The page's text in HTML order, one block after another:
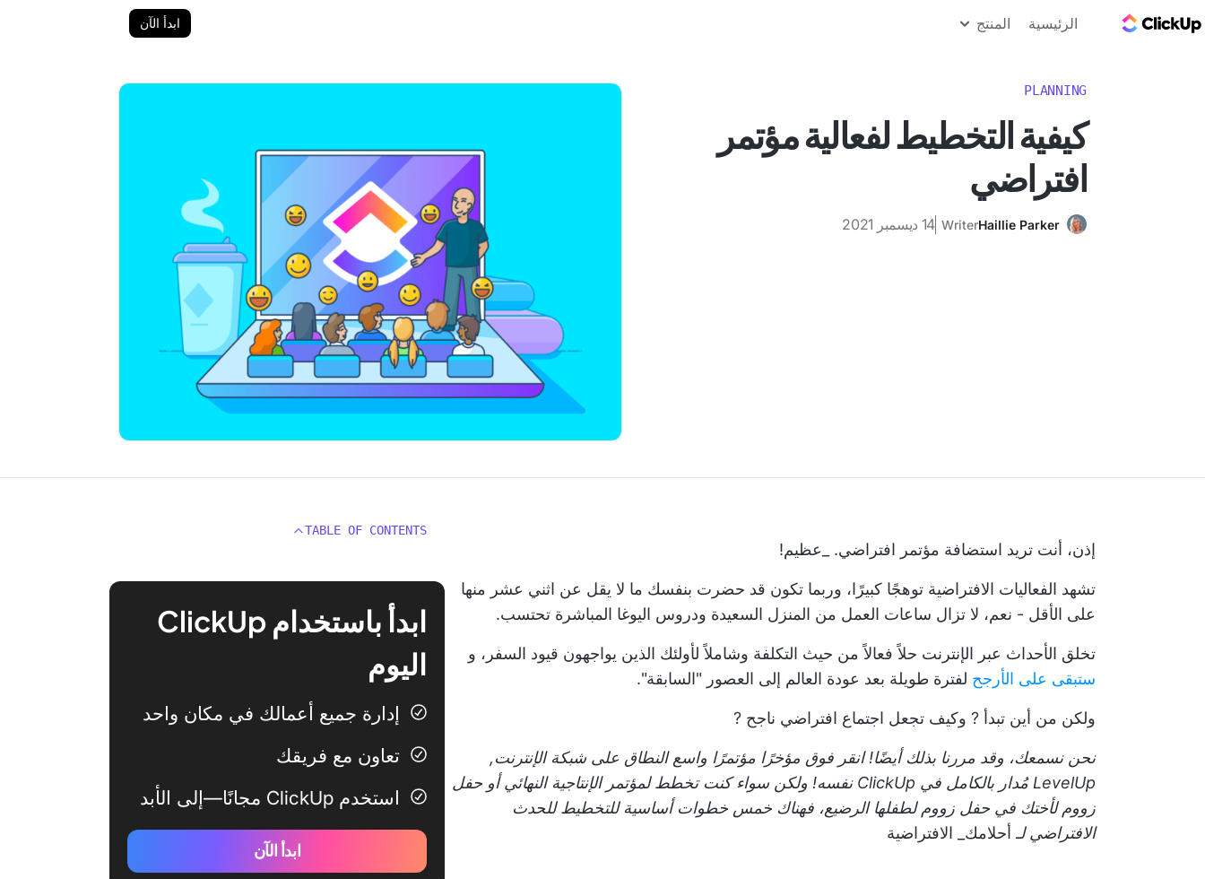
الرئيسية المنتج ابدأ الآن
PLANNING
كيفية التخطيط لفعالية مؤتمر
افتراضي
Haillie Parker
Writer 14 ديسمبر 2021
إذن، أنت تريد استضافة مؤتمر افتراضي. _عظيم!
تشهد الفعاليات الافتراضية توهجًا كبيرًا، وربما تكون قد حضرت بنفسك ما لا يقل عن اثني عشر منها
على الأقل - نعم، لا تزال ساعات العمل من المنزل السعيدة ودروس اليوغا المباشرة تحتسب.
تخلق الأحداث عبر الإنترنت حلاً فعالاً من حيث التكلفة وشاملاً لأولئك الذين يواجهون قيود السفر، و
ستبقى على الأرجح لفترة طويلة بعد عودة العالم إلى العصور "السابقة".
ولكن من أين تبدأ ? وكيف تجعل اجتماع افتراضي ناجح ?
نحن نسمعك، وقد مررنا بذلك أيضًا!انقر فوق مؤخرًا مؤتمرًا واسع النطاق على شبكة الإنترنت,
LevelUp
مُدار بالكامل في ClickUp نفسه! ولكن سواء كنت تخطط لمؤتمر الإنتاجية النهائي أو حفل
زووم لأختك في حفل زووم لطفلها الرضيع، فهناك خمس خطوات أساسية للتخطيط للحدث
الافتراضي لـ أحلامك_ الافتراضية
TABLE OF CONTENTS
ابدأ باستخدام ClickUp
اليوم
إدارة جميع أعمالك في مكان واحد
تعاون مع فريقك
استخدم ClickUp مجانًا—إلى الأبد
ابدأ الآن